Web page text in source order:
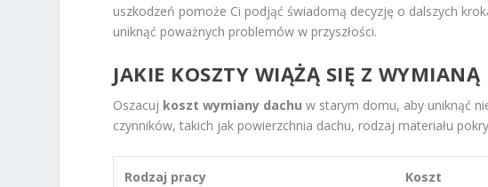
uszkodzeń pomoże Ci podjąć świadomą decyzję o dalszych
uniknąć poważnych problemów w przyszłości.
JAKIE KOSZTY WIĄŻĄ SIĘ Z
Oszacuj koszt wymiany dachu w starym domu, aby uniknąć
czynników, takich jak powierzchnia dachu, rodzaj materiału
Rodzaj pracy
Koszt